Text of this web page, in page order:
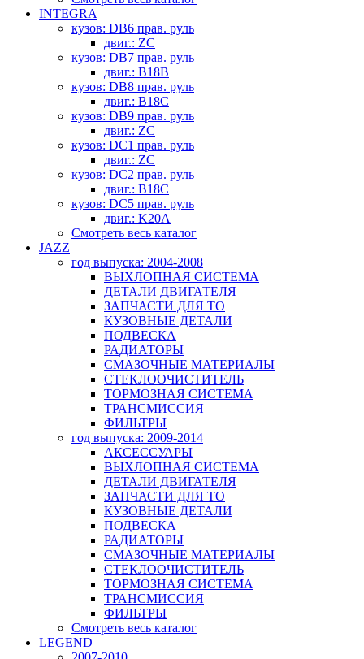
INTEGRA
кузов: DB6 прав. руль
двиг.: ZC
кузов: DB7 прав. руль
двиг.: B18B
кузов: DB8 прав. руль
двиг.: B18C
кузов: DB9 прав. руль
двиг.: ZC
кузов: DC1 прав. руль
двиг.: ZC
кузов: DC2 прав. руль
двиг.: B18C
кузов: DC5 прав. руль
двиг.: K20A
Смотреть весь каталог
JAZZ
год выпуска: 2004-2008
ВЫХЛОПНАЯ СИСТЕМА
ДЕТАЛИ ДВИГАТЕЛЯ
ЗАПЧАСТИ ДЛЯ ТО
КУЗОВНЫЕ ДЕТАЛИ
ПОДВЕСКА
РАДИАТОРЫ
СМАЗОЧНЫЕ МАТЕРИАЛЫ
СТЕКЛООЧИСТИТЕЛЬ
ТОРМОЗНАЯ СИСТЕМА
ТРАНСМИССИЯ
ФИЛЬТРЫ
год выпуска: 2009-2014
АКСЕССУАРЫ
ВЫХЛОПНАЯ СИСТЕМА
ДЕТАЛИ ДВИГАТЕЛЯ
ЗАПЧАСТИ ДЛЯ ТО
КУЗОВНЫЕ ДЕТАЛИ
ПОДВЕСКА
РАДИАТОРЫ
СМАЗОЧНЫЕ МАТЕРИАЛЫ
СТЕКЛООЧИСТИТЕЛЬ
ТОРМОЗНАЯ СИСТЕМА
ТРАНСМИССИЯ
ФИЛЬТРЫ
Смотреть весь каталог
LEGEND